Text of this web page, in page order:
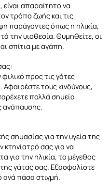
είναι απαραίτητο να
τρόπο ζωής και τις
παράγοντες όπως η ηλικία,
την υιοθεσία. Θυμηθείτε, οι
σπίτια με αγάπη.
προς τις γάτες
τους κινδύνους,
πολλά σημεία
ανάπαυσης.
σημασίας για την υγεία της
κτηνίατρό σας για να
για την ηλικία, το μέγεθος
της γάτας σας. Εξασφαλίστε
πάσα στιγμή.